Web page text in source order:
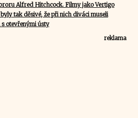
Alfred Hitchcock. Filmy jako Vertigo
tak děsivé, že při nich diváci museli
otevřenými ústy
reklama